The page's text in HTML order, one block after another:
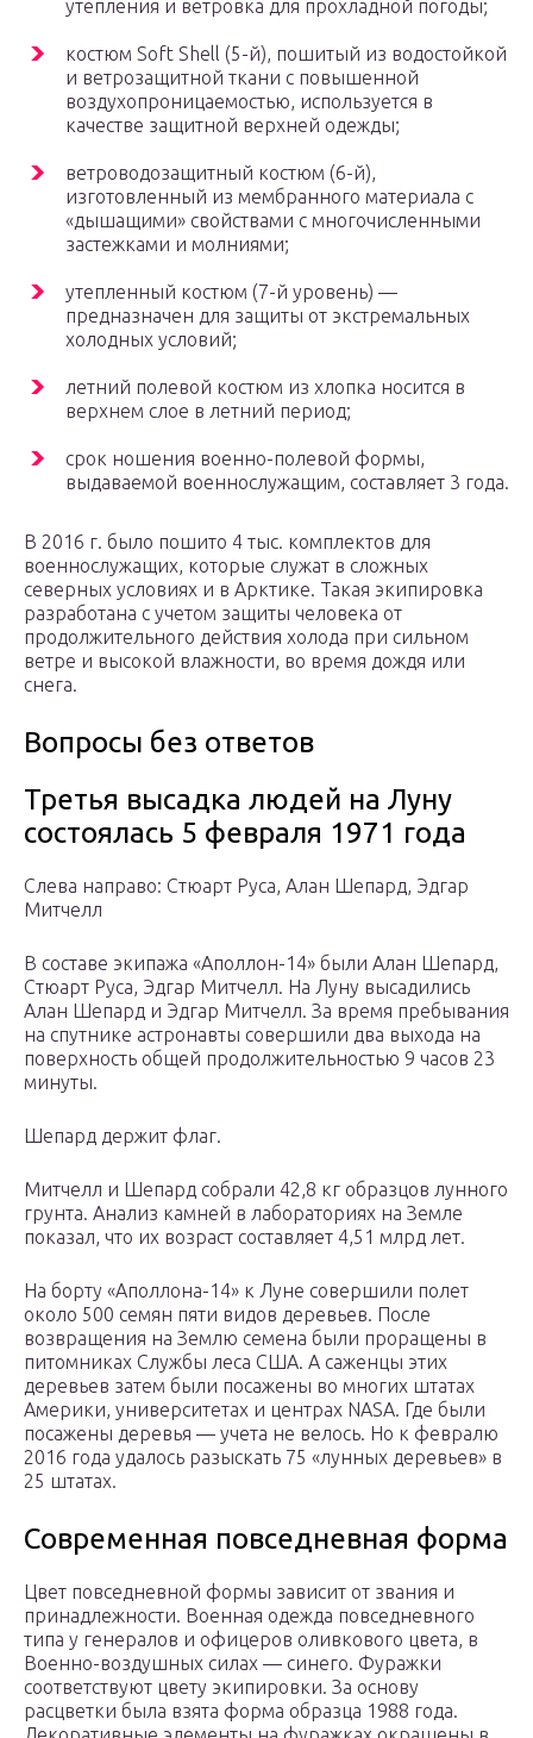
утепления и ветровка для прохладной погоды;
костюм Soft Shell (5-й), пошитый из водостойкой
и ветрозащитной ткани с повышенной
воздухопроницаемостью, используется в
качестве защитной верхней одежды;
ветроводозащитный костюм (6-й),
изготовленный из мембранного материала с
«дышащими» свойствами с многочисленными
застежками и молниями;
утепленный костюм (7-й уровень) —
предназначен для защиты от экстремальных
холодных условий;
летний полевой костюм из хлопка носится в
верхнем слое в летний период;
срок ношения военно-полевой формы,
выдаваемой военнослужащим, составляет 3 года.
В 2016 г. было пошито 4 тыс. комплектов для
военнослужащих, которые служат в сложных
северных условиях и в Арктике. Такая экипировка
разработана с учетом защиты человека от
продолжительного действия холода при сильном
ветре и высокой влажности, во время дождя или
снега.
Вопросы без ответов
Третья высадка людей на Луну
состоялась 5 февраля 1971 года
Cлева направо: Стюарт Руса, Алан Шепард, Эдгар
Митчелл
В составе экипажа «Аполлон-14» были Алан Шепард,
Стюарт Руса, Эдгар Митчелл. На Луну высадились
Алан Шепард и Эдгар Митчелл. За время пребывания
на спутнике астронавты совершили два выхода на
поверхность общей продолжительностью 9 часов 23
минуты.
Шепард держит флаг.
Митчелл и Шепард собрали 42,8 кг образцов лунного
грунта. Анализ камней в лабораториях на Земле
показал, что их возраст составляет 4,51 млрд лет.
На борту «Аполлона-14» к Луне совершили полет
около 500 семян пяти видов деревьев. После
возвращения на Землю семена были проращены в
питомниках Службы леса США. А саженцы этих
деревьев затем были посажены во многих штатах
Америки, университетах и центрах NASA. Где были
посажены деревья — учета не велось. Но к февралю
2016 года удалось разыскать 75 «лунных деревьев» в
25 штатах.
Современная повседневная форма
Цвет повседневной формы зависит от звания и
принадлежности. Военная одежда повседневного
типа у генералов и офицеров оливкового цвета, в
Военно-воздушных силах — синего. Фуражки
соответствуют цвету экипировки. За основу
расцветки была взята форма образца 1988 года.